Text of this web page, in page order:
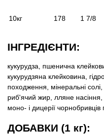
10кг 178 1 7/8
ІНГРЕДІЄНТИ:
кукурудза, пшенична
кукурудзяна клейковина,
походження, мінеральні
риб'ячий жир, лляне
моно- і дицерії
ДОБАВКИ (1 кг):